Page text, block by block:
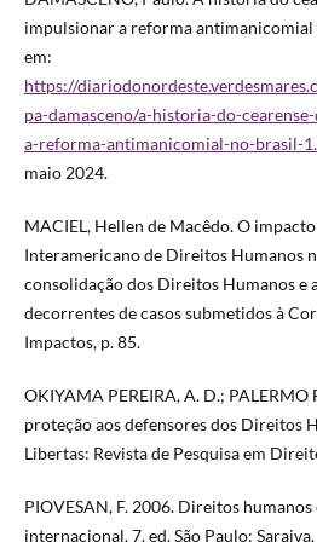
impulsionar a reforma
em:
https://
pa-damasceno/a-historia-do-
a-reforma-antimanicomial-no-brasil-
maio 2024.
MACIEL, Hellen de Macêdo. O
Interamericano de Direitos Humanos
consolidação dos Direitos Humanos e
decorrentes de casos submetidos à
Impactos, p. 85.
OKIYAMA PEREIRA, A. D.; PALERMO
proteção aos defensores dos Direitos
Libertas: Revista de Pesquisa em
PIOVESAN, F. 2006. Direitos
internacional. 7. ed. São Paulo: Saraiva.